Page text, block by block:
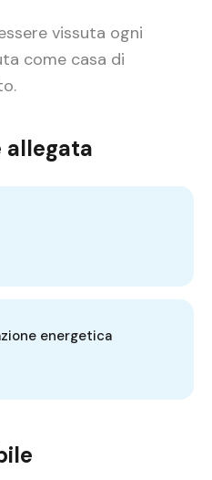
vissuta ogni
come casa di
allegata
energetica